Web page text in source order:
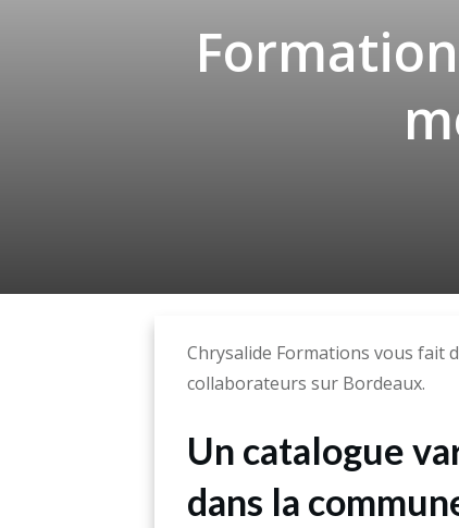
Chrysalide Formations vous fait
collaborateurs sur Bordeaux.
Un catalogue
dans la